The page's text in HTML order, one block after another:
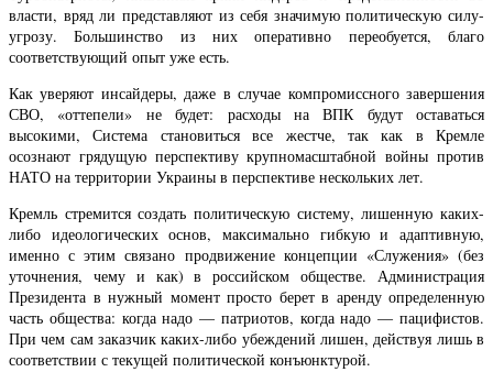
власти, вряд ли представляют из себя значимую политическую силу-
угрозу. Большинство из них оперативно переобуется, благо
соответствующий опыт уже есть.
Как уверяют инсайдеры, даже в случае компромиссного завершения
СВО, «оттепели» не будет: расходы на ВПК будут оставаться
высокими, Система становиться все жестче, так как в Кремле
осознают грядущую перспективу крупномасштабной войны против
НАТО на территории Украины в перспективе нескольких лет.
Кремль стремится создать политическую систему, лишенную каких-
либо идеологических основ, максимально гибкую и адаптивную,
именно с этим связано продвижение концепции «Служения» (без
уточнения, чему и как) в российском обществе. Администрация
Президента в нужный момент просто берет в аренду определенную
часть общества: когда надо — патриотов, когда надо — пацифистов.
При чем сам заказчик каких-либо убеждений лишен, действуя лишь в
соответствии с текущей политической конъюнктурой.